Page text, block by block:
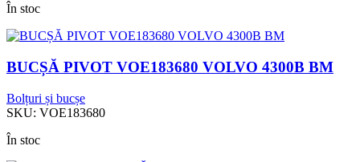
În stoc
BUCȘĂ PIVOT VOE183680 VOLVO 4300B BM
Bolțuri și bucșe
SKU: VOE183680
În stoc